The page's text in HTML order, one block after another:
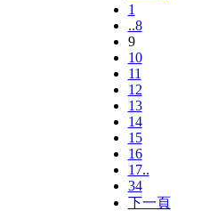
1
..8
9
10
11
12
13
14
15
16
17..
34
下一頁